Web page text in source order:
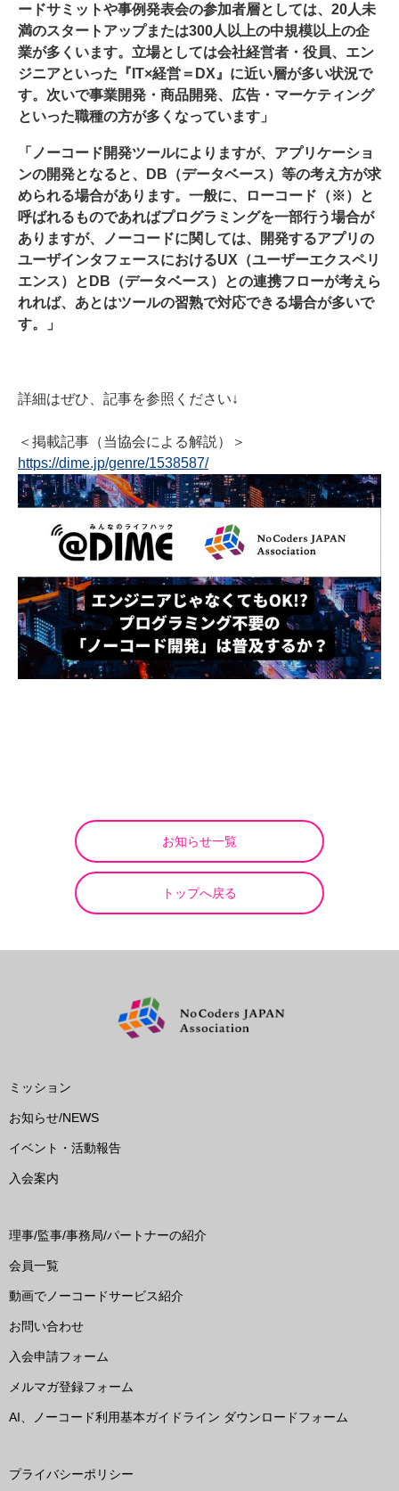
ードサミットや事例発表会の参加者層としては、20人未
満のスタートアップまたは300人以上の中規模以上の企
業が多くいます。立場としては会社経営者・役員、エン
ジニアといった『IT×経営＝DX』に近い層が多い状況で
す。次いで事業開発・商品開発、広告・マーケティング
といった職種の方が多くなっています」
「ノーコード開発ツールによりますが、アプリケーショ
ンの開発となると、DB（データベース）等の考え方が求
められる場合があります。一般に、ローコード（※）と
呼ばれるものであればプログラミングを一部行う場合が
ありますが、ノーコードに関しては、開発するアプリの
ユーザインタフェースにおけるUX（ユーザーエクスペリ
エンス）とDB（データベース）との連携フローが考えら
れれば、あとはツールの習熟で対応できる場合が多いで
す。」
詳細はぜひ、記事を参照ください↓
＜掲載記事（当協会による解説）＞
https://dime.jp/genre/1538587/
お知らせ一覧
トップへ戻る
ミッション
お知らせ/NEWS
イベント・活動報告
入会案内
理事/監事/事務局/パートナーの紹介
会員一覧
動画でノーコードサービス紹介
お問い合わせ
入会申請フォーム
メルマガ登録フォーム
AI、ノーコード利用基本ガイドライン ダウンロードフォーム
プライバシーポリシー